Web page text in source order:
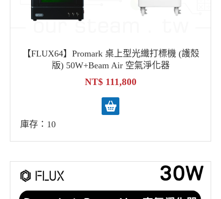
【FLUX64】Promark 桌上型光纖打標機 (護殼
版) 50W+Beam Air 空氣淨化器
111,800
庫存：10